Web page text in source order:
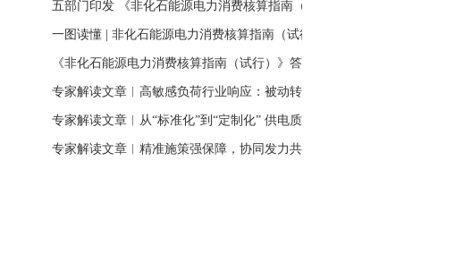
五部门印发 《非化石能源电力消费核算指南（试行）》
一图读懂 | 非化石能源电力消费核算指南（试行）
《非化石能源电力消费核算指南（试行）》答记者问
专家解读文章︱高敏感负荷行业响应：被动转主动，助力新质生产力发展
专家解读文章︱从“标准化”到“定制化” 供电质量治理新体系助力新质生
专家解读文章︱精准施策强保障，协同发力共护航